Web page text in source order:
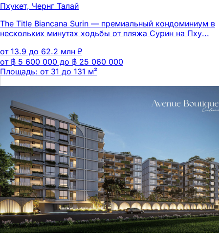
Пхукет, Чернг Талай
The Title Biancana Surin — премиальный кондоминиум в
нескольких минутах ходьбы от пляжа Сурин на Пху...
от 13.9 до 62.2 млн ₽
от ฿ 5 600 000 до ฿ 25 060 000
Площадь: от 31 до 131 м²